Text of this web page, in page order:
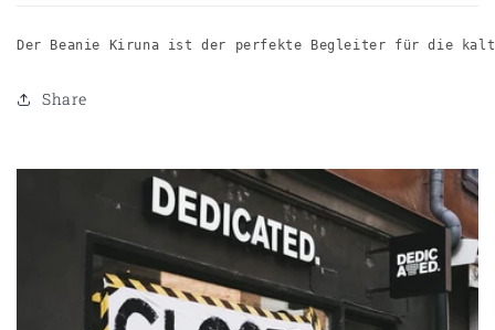
Der Beanie Kiruna ist der perfekte Begleiter für die kalte
Share